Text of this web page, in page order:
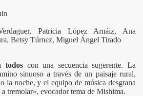
Patricia López Arnáiz, Ana
Betsy Túrnez, Miguel Ángel Tirado
todoscon una secuencia sugerente. La
sinuoso a través de un paisaje rural,
la noche, y el equipo de música desgrana
a tremolar», evocador tema de Mishima.